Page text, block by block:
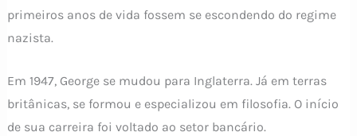
primeiros anos de vida fossem se escondendo do regime
nazista.
Em 1947, George se mudou para Inglaterra. Já em terras
britânicas, se formou e especializou em filosofia. O início
de sua carreira foi voltado ao setor bancário.